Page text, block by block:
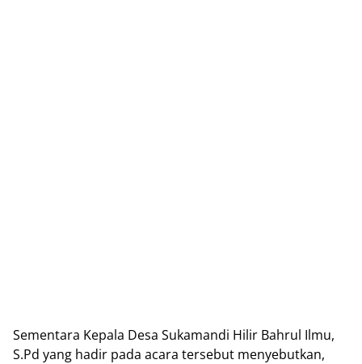
Sementara Kepala Desa Sukamandi Hilir Bahrul Ilmu,
S.Pd yang hadir pada acara tersebut menyebutkan,